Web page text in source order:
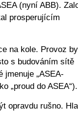
(nyní ABB).
prosperujícím
na kole. Provoz
s budováním sítě
„ASEA-
„proud do ASEA“).
opravdu rušno.